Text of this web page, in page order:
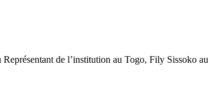
de l’institution au Togo, Fily Sissoko au